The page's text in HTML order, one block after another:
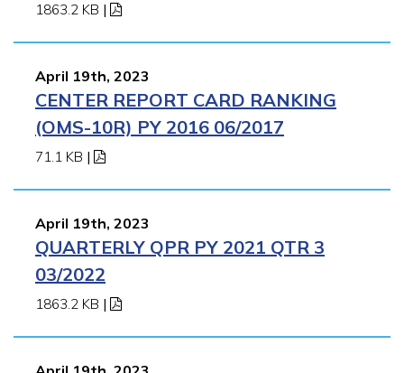
1863.2 KB |
April 19th, 2023
CENTER REPORT CARD RANKING
(OMS-10R) PY 2016 06/2017
71.1 KB |
April 19th, 2023
QUARTERLY QPR PY 2021 QTR 3
03/2022
1863.2 KB |